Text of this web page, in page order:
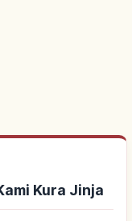
Kura Jinja